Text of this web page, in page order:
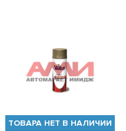
БЫСТРЫЙ ПРОСМОТР
ТОВАРА НЕТ В НАЛИЧИИ